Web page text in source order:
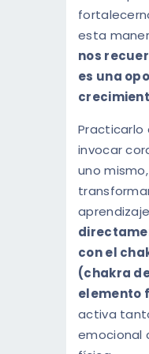
esta
nos
es una
Practicarlo
invocar
uno
con el
(chakra
elemento
activa
emocional